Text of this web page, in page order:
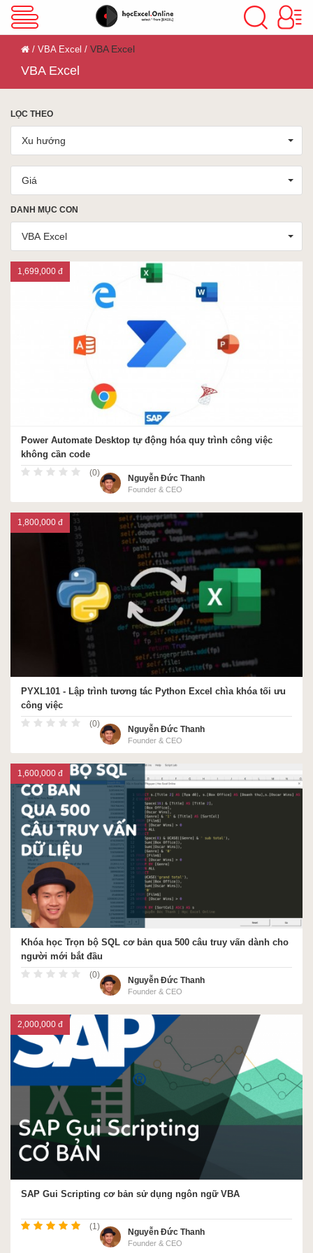
VBA Excel
Excel Cơ Bản
Excel Nâng Cao
Excel Kế Toán
Powerpoint
Google Sheet
Word
MOS
Power BI
VBA Excel VBA Excel
VBA Excel
LỌC THEO
Xu hướng
Giá
DANH MỤC CON
VBA Excel
Power Automate Desktop tự động hóa quy trình công việc
không cần code
(0)
Nguyễn Đức Thanh
Founder & CEO
1,699,000 đ
PYXL101 - Lập trình tương tác Python Excel chìa khóa tối ưu
công việc
(0)
Nguyễn Đức Thanh
Founder & CEO
1,800,000 đ
Khóa học Trọn bộ SQL cơ bản qua 500 câu truy vấn dành cho
người mới bắt đầu
(0)
Nguyễn Đức Thanh
Founder & CEO
1,600,000 đ
SAP Gui Scripting cơ bản sử dụng ngôn ngữ VBA
(1)
Nguyễn Đức Thanh
Founder & CEO
2,000,000 đ